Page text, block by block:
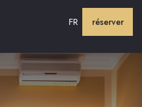
FR réserver